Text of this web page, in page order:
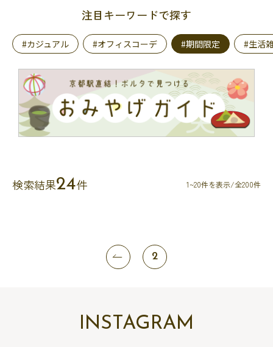
注目キーワードで探す
#カジュアル #オフィスコーデ #期間限定 #生活
検索結果24件 1~20件を表示/全200件
2
INSTAGRAM